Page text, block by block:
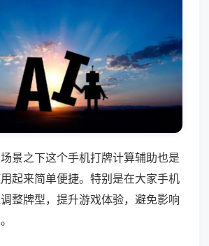
景之下这个手机打牌计算辅助也是
起来简单便捷。特别是在大家手机
整牌型，提升游戏体验，避免影响